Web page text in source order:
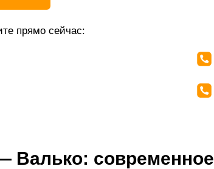
прямо сейчас:
Валько: современное